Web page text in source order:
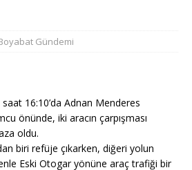
Gündemi
16:10’da Adnan Menderes
önünde, iki aracın çarpışması
oldu.
biri refüje çıkarken, diğeri yolun
Eski Otogar yönüne araç trafiği bir